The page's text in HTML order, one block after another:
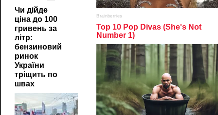
Чи дійде
ціна до 100
гривень за
літр:
бензиновий
ринок
України
тріщить по
швах